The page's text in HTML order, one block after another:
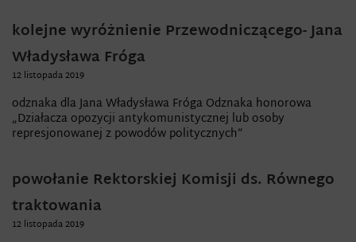
kolejne wyróżnienie Przewodniczącego- Jana
Władysława Fróga
12 listopada 2019
odznaka dla Jana Władysława Fróga Odznaka honorowa
„Działacza opozycji antykomunistycznej lub osoby
represjonowanej z powodów politycznych”
powołanie Rektorskiej Komisji ds. Równego
traktowania
12 listopada 2019